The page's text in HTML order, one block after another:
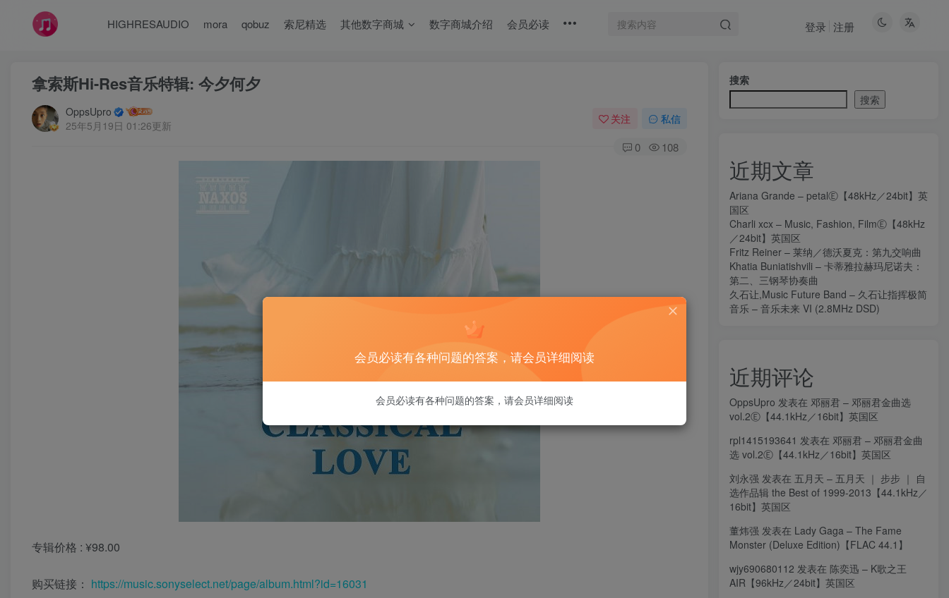
HIGHRESAUDIO mora qobuz 索尼精选 其他数字商城 数字商城介绍 会员必读 登录 注册
拿索斯Hi-Res音乐特辑: 今夕何夕
OppsUpro
25年5月19日 01:26更新
关注 私信
0 108
专辑价格 : ¥98.00
购买链接： https://music.sonyselect.net/page/album.html?id=16031
搜索
搜索
近期文章
Ariana Grande – petalⒺ【48kHz／24bit】英
国区
Charli xcx – Music, Fashion, FilmⒺ【48kHz
／24bit】英国区
Fritz Reiner – 莱纳／德沃夏克：第九交响曲
Khatia Buniatishvili – 卡蒂雅拉赫玛尼诺夫：
第二、三钢琴协奏曲
久石让,Music Future Band – 久石让指挥极简
音乐 – 音乐未来 VI (2.8MHz DSD)
近期评论
OppsUpro 发表在 邓丽君 – 邓丽君金曲选
vol.2Ⓔ【44.1kHz／16bit】英国区
rpl1415193641 发表在 邓丽君 – 邓丽君金曲
选 vol.2Ⓔ【44.1kHz／16bit】英国区
刘永强 发表在 五月天 – 五月天 ｜ 步步 ｜ 自
选作品辑 the Best of 1999-2013【44.1kHz／
16bit】英国区
董炜强 发表在 Lady Gaga – The Fame
Monster (Deluxe Edition)【FLAC 44.1】
wjy690680112 发表在 陈奕迅 – K歌之王
AIR【96kHz／24bit】英国区
会员必读有各种问题的答案，请会员详细阅读
会员必读有各种问题的答案，请会员详细阅读